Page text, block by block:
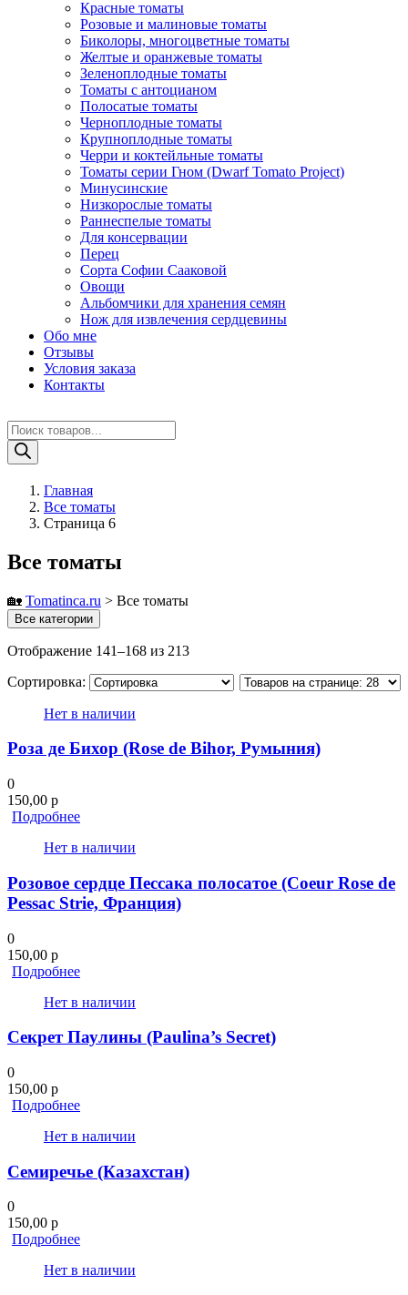
Красные томаты
Розовые и малиновые томаты
Биколоры, многоцветные томаты
Желтые и оранжевые томаты
Зеленоплодные томаты
Томаты с антоцианом
Полосатые томаты
Черноплодные томаты
Крупноплодные томаты
Черри и коктейльные томаты
Томаты серии Гном (Dwarf Tomato Project)
Минусинские
Низкорослые томаты
Раннеспелые томаты
Для консервации
Перец
Сорта Софии Сааковой
Овощи
Альбомчики для хранения семян
Нож для извлечения сердцевины
Обо мне
Отзывы
Условия заказа
Контакты
Поиск
товаров
Главная
Все томаты
Страница 6
Все томаты
🏡 Tomatinсa.ru > Все томаты
Все категории
Отображение 141–168 из 213
Сортировка:
Нет в наличии
Роза де Бихор (Rose de Bihor, Румыния)
0
150,00 р
Подробнее
Нет в наличии
Розовое сердце Пессака полосатое (Coeur Rose de
Pessac Strie, Франция)
0
150,00 р
Подробнее
Нет в наличии
Секрет Паулины (Paulina’s Secret)
0
150,00 р
Подробнее
Нет в наличии
Семиречье (Казахстан)
0
150,00 р
Подробнее
Нет в наличии